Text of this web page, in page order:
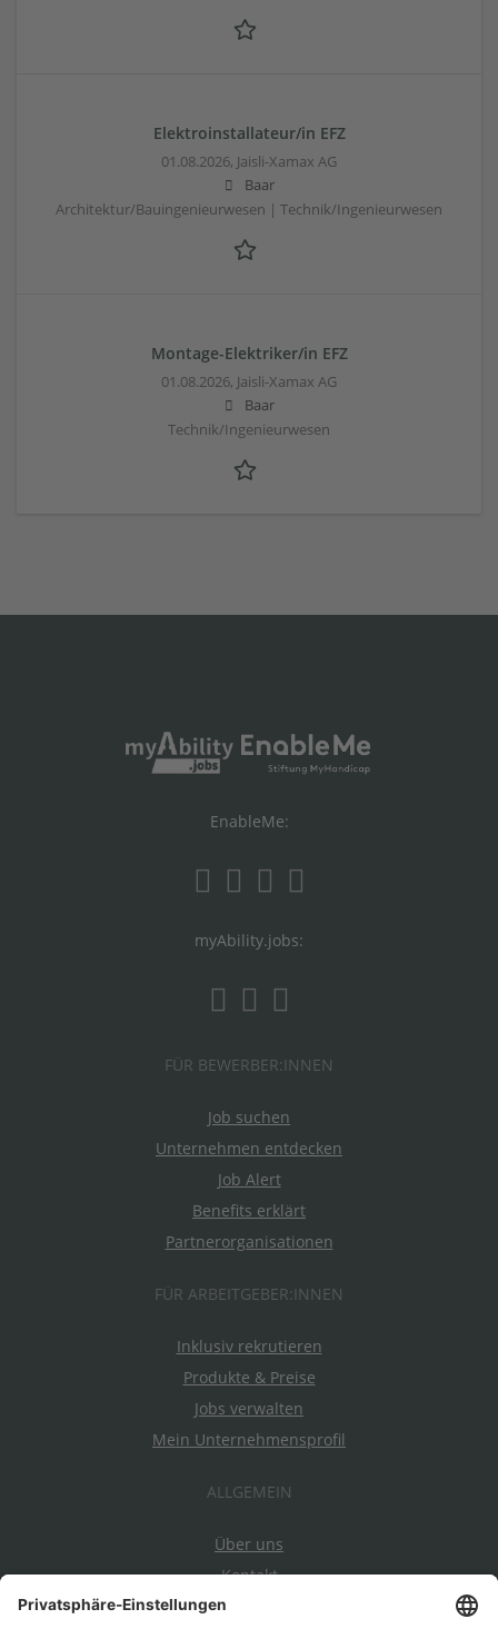
Elektroinstallateur/in EFZ
01.08.2026, Jaisli-Xamax AG
Baar
Architektur/Bauingenieurwesen | Technik/Ingenieurwesen
Montage-Elektriker/in EFZ
01.08.2026, Jaisli-Xamax AG
Baar
Technik/Ingenieurwesen
EnableMe:
myAbility.jobs:
FÜR BEWERBER:INNEN
Job suchen
Unternehmen entdecken
Job Alert
Benefits erklärt
Partnerorganisationen
FÜR ARBEITGEBER:INNEN
Inklusiv rekrutieren
Produkte & Preise
Jobs verwalten
Mein Unternehmensprofil
ALLGEMEIN
Über uns
Kontakt
Datenschutz